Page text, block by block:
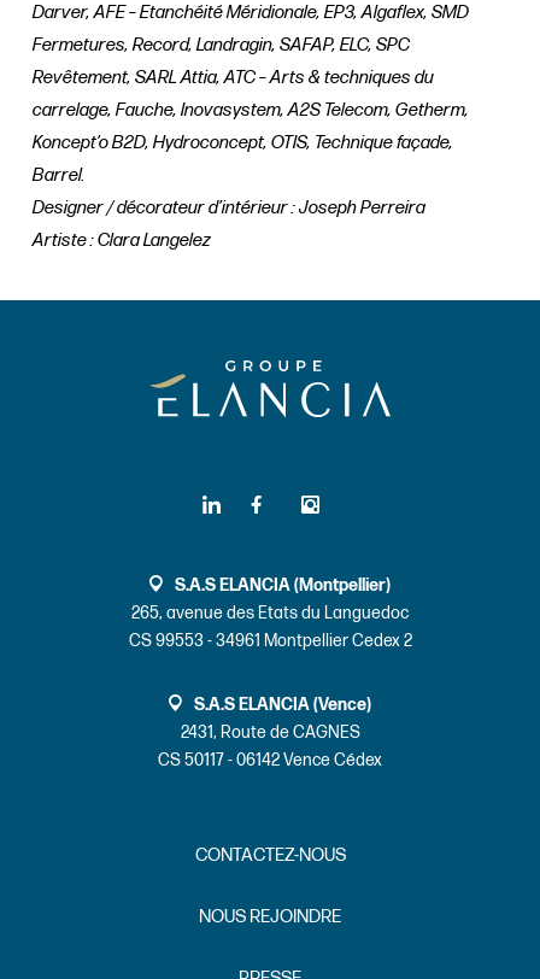
Darver, AFE – Etanchéité Méridionale, EP3, Algaflex, SMD
Fermetures, Record, Landragin, SAFAP, ELC, SPC
Revêtement, SARL Attia, ATC – Arts & techniques du
carrelage, Fauche, Inovasystem, A2S Telecom, Getherm,
Koncept’o B2D, Hydroconcept, OTIS, Technique façade,
Barrel.
Designer / décorateur d’intérieur : Joseph Perreira
Artiste : Clara Langelez
CONTACTEZ-NOUS
NOUS REJOINDRE
S.A.S ELANCIA (Montpellier)
265, avenue des Etats du Languedoc
CS 99553 - 34961 Montpellier Cedex 2
S.A.S ELANCIA (Vence)
2431, Route de CAGNES
CS 50117 - 06142 Vence Cédex